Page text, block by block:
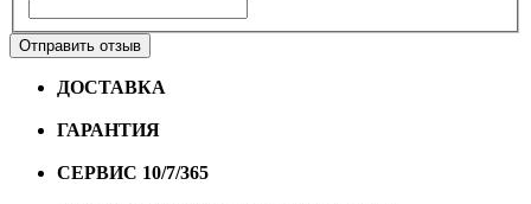
Отправить отзыв
ДОСТАВКА
ГАРАНТИЯ
СЕРВИС 10/7/365